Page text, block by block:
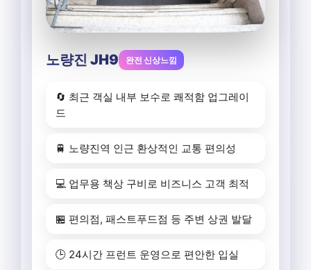
노량진 JH9 완전 신상느낌
🔄 최근 객실 내부 보수로 쾌적함 업그레이
드
🚆 노량진역 인근 환상적인 교통 편의성
💻 업무용 책상 구비로 비즈니스 고객 최적
🏪 편의점, 패스트푸드점 등 주변 상권 발달
🕒 24시간 프런트 운영으로 편안한 입실